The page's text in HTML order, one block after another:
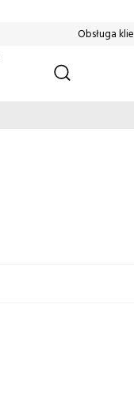
Obsługa